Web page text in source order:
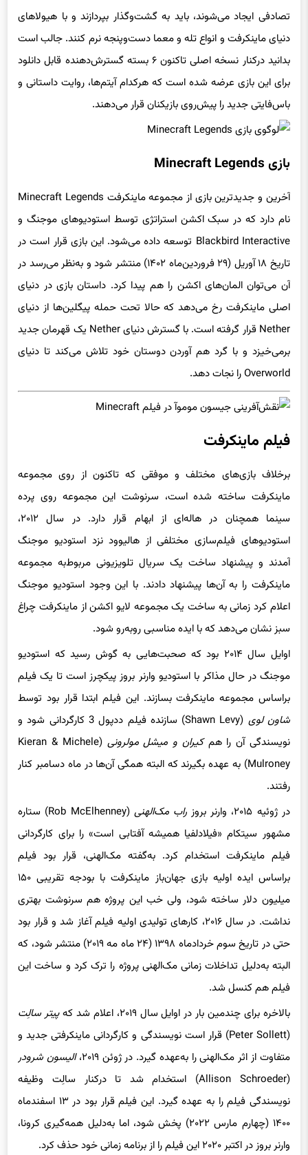
تصادفی ایجاد می‌شوند، باید به گشت‌و‌گذار بپردازند و با هیولاهای
دنیای ماینکرفت و انواع تله و معما دست‌وپنجه نرم کنند. جالب است
بدانید درکنار نسخه اصلی تاکنون ۶ بسته گسترش‌دهنده قابل دانلود
برای این بازی عرضه شده است که هرکدام آیتم‌ها، روایت داستانی و
باس‌فایتی جدید را پیش‌روی بازیکنان قرار می‌دهند.
بازی Minecraft Legends
آخرین و جدیدترین بازی از مجموعه ماینکرفت Minecraft Legends
نام دارد که در سبک اکشن استراتژی توسط استودیو‌های موجنگ و
Blackbird Interactive توسعه داده می‌شود. این بازی قرار است در
تاریخ ۱۸ آوریل (۲۹ فروردین‌ماه ۱۴۰۲) منتشر شود و به‌نظر می‌رسد در
آن می‌توان المان‌های اکشن را هم پیدا کرد. داستان بازی در دنیای
اصلی ماینکرفت رخ می‌دهد که حالا تحت حمله پیگلین‌ها از دنیای
Nether قرار گرفته است. با گسترش دنیای Nether یک قهرمان جدید
برمی‌خیزد و با گرد هم آوردن دوستان خود تلاش می‌کند تا دنیای
Overworld را نجات دهد.
فیلم ماینکرفت
برخلاف بازی‌های مختلف و موفقی که تاکنون از روی مجموعه
ماینکرفت ساخته شده است، سرنوشت این مجموعه روی پرده
سینما همچنان در هاله‌ای از ابهام قرار دارد. در سال ۲۰۱۲،
استودیوهای فیلم‌سازی مختلفی از هالیوود نزد استودیو موجنگ
آمدند و پیشنهاد ساخت یک سریال تلویزیونی مربوط‌به مجموعه
ماینکرفت را به آن‌ها پیشنهاد دادند. با این وجود استودیو موجنگ
اعلام کرد زمانی به ساخت یک مجموعه لایو اکشن از ماینکرفت چراغ
سبز نشان می‌دهد که با ایده مناسبی روبه‌رو شود.
اوایل سال ۲۰۱۴ بود که صحبت‌هایی به گوش رسید که استودیو
موجنگ در حال مذاکر با استودیو وارنر بروز پیکچرز است تا یک فیلم
براساس مجموعه ماینکرفت بسازند. این فیلم ابتدا قرار بود توسط
شاون لوی
(Shawn Levy) سازنده فیلم ددپول 3 کارگردانی شود و
نویسندگی آن‌ را همکیران و میشل مولرونی (Kieran & Michele
Mulroney) به عهده بگیرند که البته همگی آن‌ها در ماه دسامبر کنار
رفتند.
در ژوئیه ۲۰۱۵، وارنر بروز
راب مک‌الهنی
(Rob McElhenney) ستاره
مشهور سیتکام «فیلادلفیا همیشه آفتابی است» را برای کارگردانی
فیلم ماینکرفت استخدام کرد. به‌گفته مک‌الهنی، قرار بود فیلم
براساس ایده اولیه بازی جهان‌باز ماینکرفت با بودجه تقریبی ۱۵۰
میلیون دلار ساخته شود، ولی خب این پروژه هم سرنوشت بهتری
نداشت. در سال ۲۰۱۶، کارهای تولیدی اولیه فیلم آغاز شد و قرار بود
حتی در تاریخ سوم خردادماه ۱۳۹۸ (۲۴ ماه مه ۲۰۱۹) منتشر شود، که
البته به‌دلیل تداخلات زمانی مک‌الهنی پروژه را ترک کرد و ساخت این
فیلم هم کنسل شد.
بالاخره برای چندمین بار در اوایل سال ۲۰۱۹، اعلام شد که
پیتر سالِت
(Peter Sollett) قرار است نویسندگی و کارگردانی ماینکرفتی جدید و
متفاوت از اثر مک‌الهنی را به‌عهده گیرد. در ژوئن ۲۰۱۹،
الیسون شرودر
(Allison Schroeder) استخدام شد تا درکنار سالِت وظیفه
نویسندگی فیلم را به عهده گیرد. این فیلم قرار بود در ۱۳ اسفندماه
۱۴۰۰ (چهارم مارس ۲۰۲۲) پخش شود، اما به‌دلیل همه‌گیری کرونا،
وارنر بروز در اکتبر ۲۰۲۰ این فیلم را از برنامه زمانی خود حذف کرد.